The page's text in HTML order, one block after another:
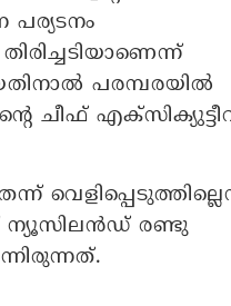
പരമ്പരയില്‍
ചീഫ്
ന്യൂസിലന്‍ഡ് രണ്ടു